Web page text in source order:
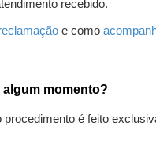
recebido.
e como
algum momento?
é feito